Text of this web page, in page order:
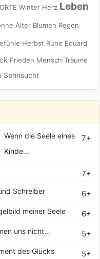
Winter Herz Leben
Alter Blumen Regen
Herbst Ruhe Eduard
Frieden Mensch Träume
Sehnsucht
7+
Wenn die Seele eines
Kinde...
7+
6+
Schreiber
6+
meiner Seele
5+
uns nicht...
5+
des Glücks